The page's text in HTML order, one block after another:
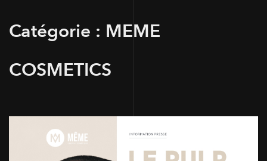
Catégorie : MEME
COSMETICS